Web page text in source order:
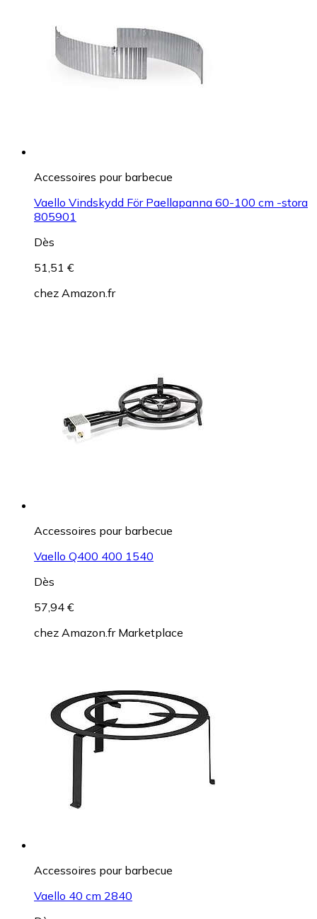
Accessoires pour barbecue
Vaello Vindskydd För Paellapanna 60-100 cm -stora
805901
Dès
51,51 €
chez Amazon.fr
Accessoires pour barbecue
Vaello Q400 400 1540
Dès
57,94 €
chez Amazon.fr Marketplace
Accessoires pour barbecue
Vaello 40 cm 2840